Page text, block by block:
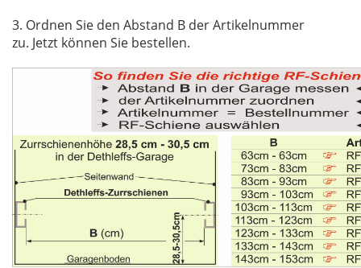
3. Ordnen Sie den Abstand B der Artikelnummer
zu. Jetzt können Sie bestellen.